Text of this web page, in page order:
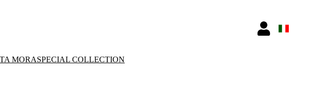
MORASPECIAL COLLECTION